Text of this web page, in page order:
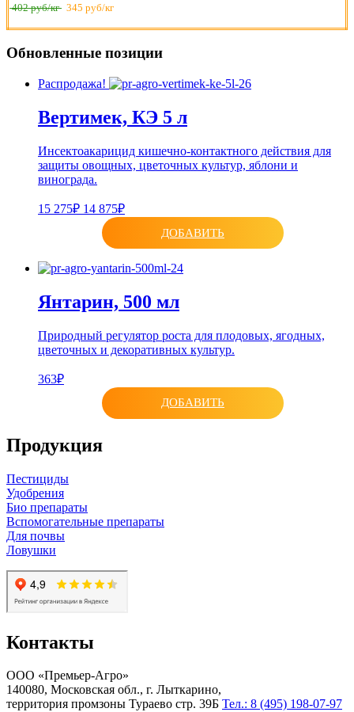
402 руб/кг 345 руб/кг
Обновленные позиции
Распродажа!
Вертимек, КЭ 5 л
Инсектоакарицид кишечно-контактного действия для
защиты овощных, цветочных культур, яблони и
винограда.
15 275₽ 14 875₽
ДОБАВИТЬ
Янтарин, 500 мл
Природный регулятор роста для плодовых, ягодных,
цветочных и декоративных культур.
363₽
ДОБАВИТЬ
Продукция
Пестициды
Удобрения
Био препараты
Вспомогательные препараты
Для почвы
Ловушки
Контакты
ООО «Премьер-Агро»
140080, Московская обл., г. Лыткарино,
территория промзоны Тураево стр. 39Б Тел.: 8 (495) 198-07-97